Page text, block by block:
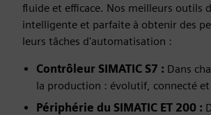
fluide et efficace. Nos meilleurs outils
intelligente et parfaite à obtenir des
leurs tâches d'automatisation :
Contrôleur SIMATIC S7 : Dans
la production : évolutif, connecté
Périphérie du SIMATIC ET 200 :